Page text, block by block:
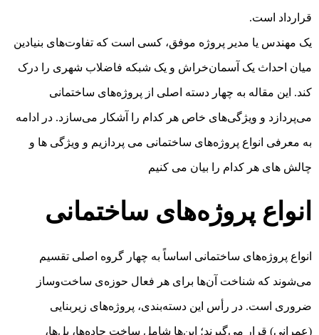
قرارداد است.
یک مهندس یا مدیر پروژه موفق، کسی است که تفاوت‌های بنیادین
میان احداث یک آسمان‌خراش و یک شبکه فاضلاب شهری را درک
کند. این مقاله به چهار دسته اصلی از پروژه‌های ساختمانی
می‌پردازد و ویژگی‌های خاص هر کدام را آشکار می‌سازد. در ادامه
به معرفی انواع پروژه‌های ساختمانی می پردازیم و ویژگی ها و
چالش های هر کدام را بیان می کنیم
انواع پروژه‌های ساختمانی
انواع پروژه‌های ساختمانی اساساً به چهار گروه اصلی تقسیم
می‌شوند که شناخت آن‌ها برای هر فعال حوزه‌ی ساخت‌وساز
ضروری است. در رأس این دسته‌بندی، پروژه‌های زیربنایی
(عمرانی) قرار می‌گیرند؛ این‌ها شامل ساخت جاده‌ها، پل‌ها،